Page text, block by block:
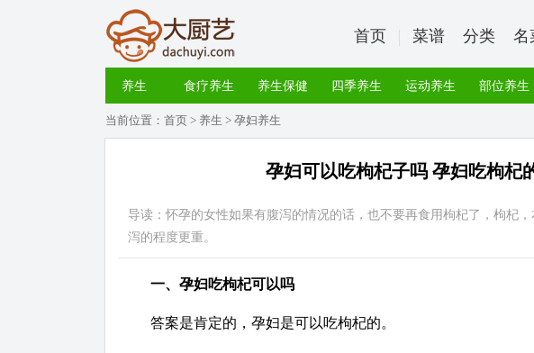
首页 菜谱 分类 名
养生 食疗养生 养生保健 四季养生 运动养生 部位养生
当前位置： 首页 > 养生 > 孕妇养生
孕妇可以吃枸杞子吗 孕妇吃枸杞
导读：怀孕的女性如果有腹泻的情况的话，也不要再食用枸杞了，枸杞
泻的程度更重。
一、孕妇吃枸杞可以吗
答案是肯定的，孕妇是可以吃枸杞的。